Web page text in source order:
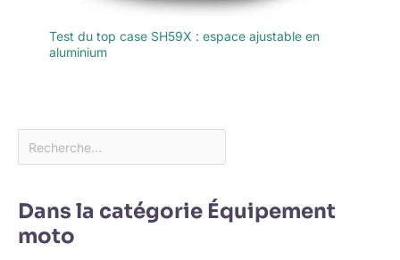
Test du top case SH59X : espace ajustable en
aluminium
Dans la catégorie Équipement
moto